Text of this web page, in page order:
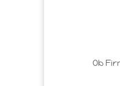
Ob